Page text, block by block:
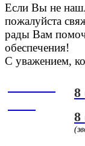
Если Вы не
пожалуйста
рады Вам
обеспечения!
С уважением,
8
8